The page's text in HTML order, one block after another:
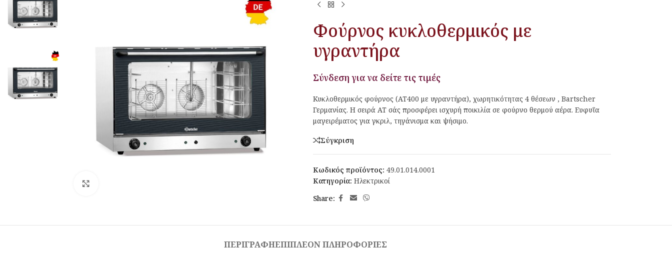
Φούρνος κυκλοθερμικός με
υγραντήρα
Σύνδεση για να δείτε τις τιμές
Κυκλοθερμικός φούρνος (AT400 με υγραντήρα), χωρητικότητας 4 θέσεων , Bartscher
Γερμανίας. Η σειρά AT σάς προσφέρει ισχυρή ποικιλία σε φούρνο θερμού αέρα. Ευφυΐα
μαγειρέματος για γκριλ, τηγάνισμα και ψήσιμο.
Σύγκριση
Κωδικός προϊόντος: 49.01.014.0001
Κατηγορία: Ηλεκτρικοί
Share:
ΠΕΡΙΓΡΑΦΉΕΠΙΠΛΈΟΝ ΠΛΗΡΟΦΟΡΊΕΣ